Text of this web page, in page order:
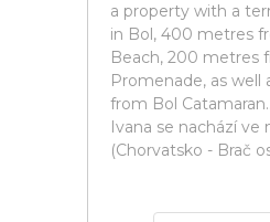
a property with a
in Bol, 400 metres
Beach, 200 metres
Promenade, as well
from Bol
Ivana se nachází ve
(Chorvatsko - Brač